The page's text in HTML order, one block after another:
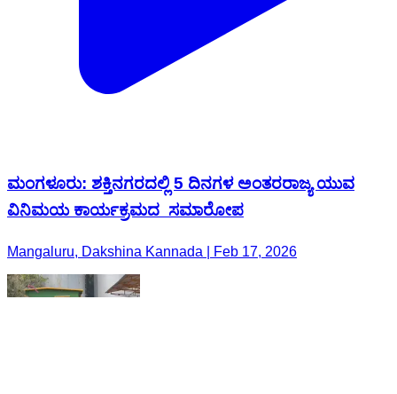
ಮಂಗಳೂರು: ಶಕ್ತಿನಗರದಲ್ಲಿ 5 ದಿನಗಳ ಅಂತರರಾಜ್ಯ ಯುವ
ವಿನಿಮಯ ಕಾರ್ಯಕ್ರಮದ ಸಮಾರೋಪ
Mangaluru, Dakshina Kannada | Feb 17, 2026